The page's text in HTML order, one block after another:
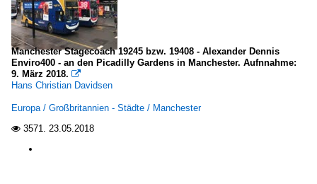
Manchester Stagecoach 19245 bzw. 19408 - Alexander Dennis
Enviro400 - an den Picadilly Gardens in Manchester. Aufnnahme:
9. März 2018. 
Hans Christian Davidsen
Europa / Großbritannien - Städte / Manchester
 3571. 23.05.2018